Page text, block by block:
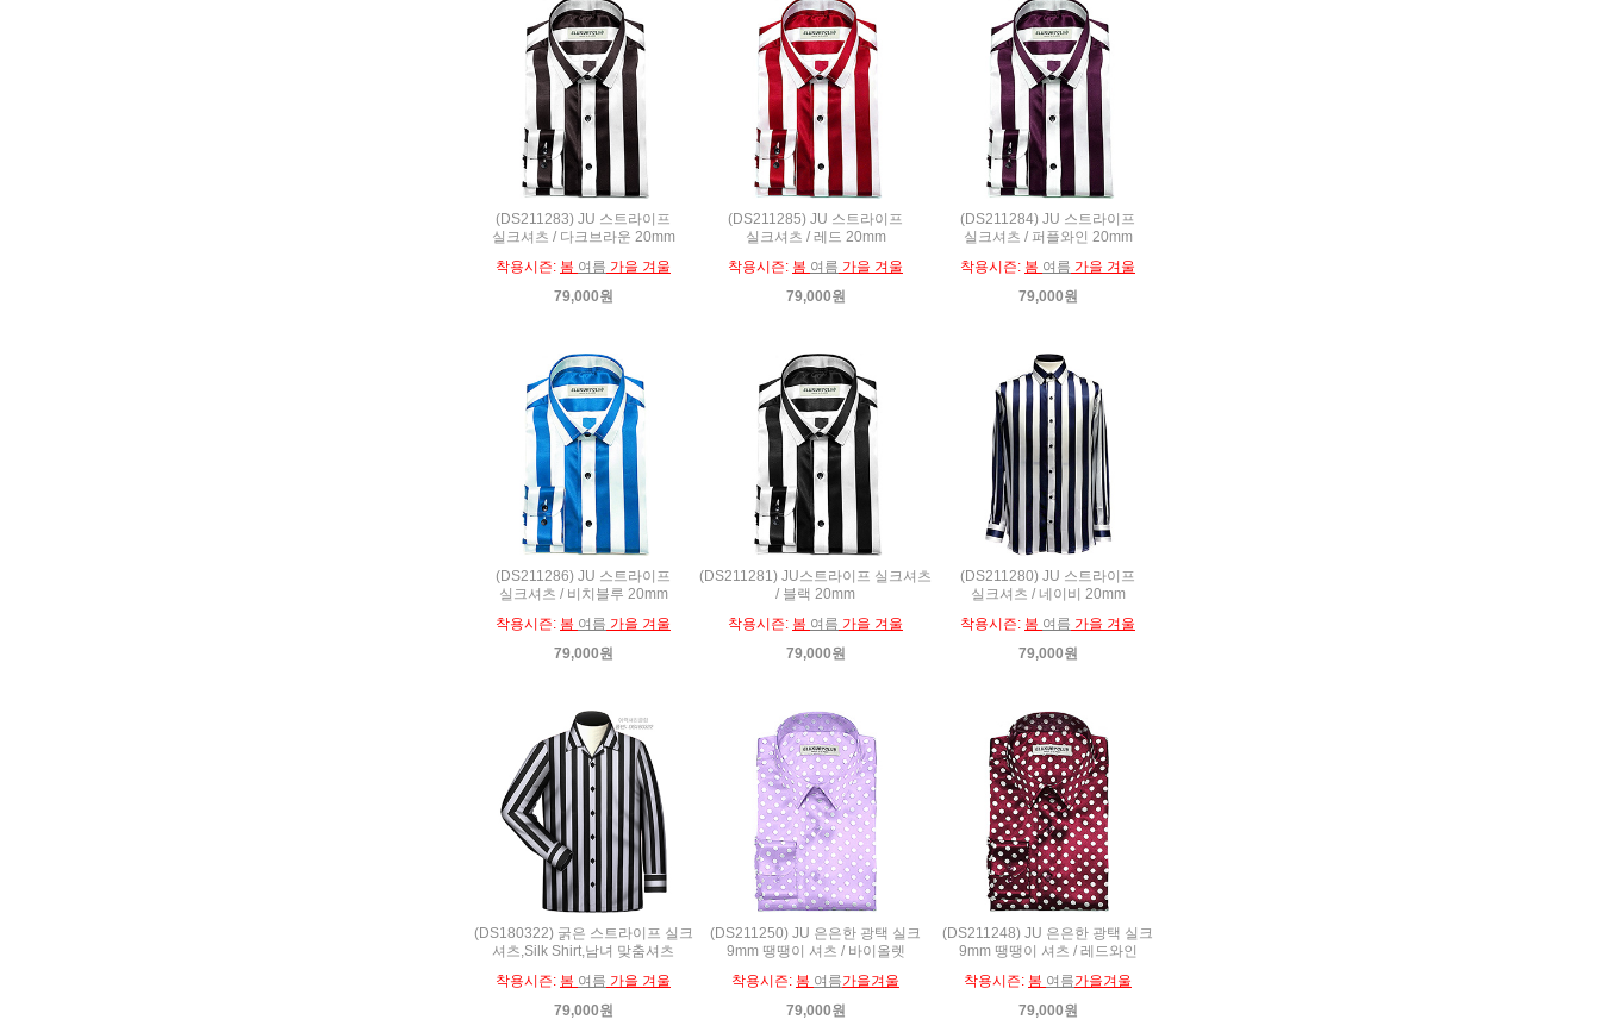
(DS211283) JU 스트라이프
실크셔츠 / 다크브라운 20mm
착용시즌: 봄 여름 가을 겨울
79,000원
(DS211285) JU 스트라이프
실크셔츠 / 레드 20mm
착용시즌: 봄 여름 가을 겨울
79,000원
(DS211284) JU 스트라이프
실크셔츠 / 퍼플와인 20mm
착용시즌: 봄 여름 가을 겨울
79,000원
(DS211286) JU 스트라이프
실크셔츠 / 비치블루 20mm
착용시즌: 봄 여름 가을 겨울
79,000원
(DS211281) JU스트라이프 실크셔츠
/ 블랙 20mm
착용시즌: 봄 여름 가을 겨울
79,000원
(DS211280) JU 스트라이프
실크셔츠 / 네이비 20mm
착용시즌: 봄 여름 가을 겨울
79,000원
(DS180322) 굵은 스트라이프 실크
셔츠,Silk Shirt,남녀 맞춤셔츠
착용시즌: 봄 여름 가을 겨울
79,000원
(DS211250) JU 은은한 광택 실크
9mm 땡땡이 셔츠 / 바이올렛
착용시즌: 봄 여름가을겨울
79,000원
(DS211248) JU 은은한 광택 실크
9mm 땡땡이 셔츠 / 레드와인
착용시즌: 봄 여름가을겨울
79,000원